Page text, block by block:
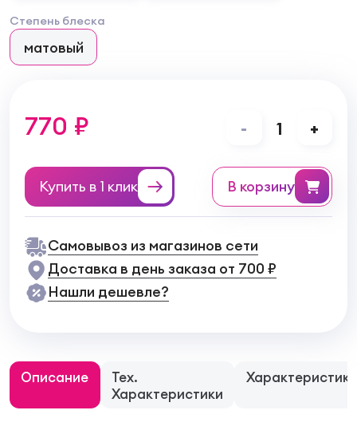
Степень блеска
матовый
770 ₽ - 1 +
Купить в 1 клик в корзину
Самовывоз из магазинов сети
Доставка в день заказа от 700 ₽
Нашли дешевле?
Описание
Тех.
Характеристики
Характеристики